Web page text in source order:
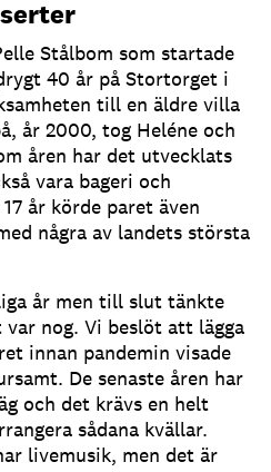
Stålbom som startade
40 år på Stortorget i
till en äldre villa
år 2000, tog Heléne och
åren har det utvecklats
vara bageri och
år körde paret även
några av landets största
år men till slut tänkte
nog. Vi beslöt att lägga
innan pandemin visade
De senaste åren har
och det krävs en helt
sådana kvällar.
livemusik, men det är